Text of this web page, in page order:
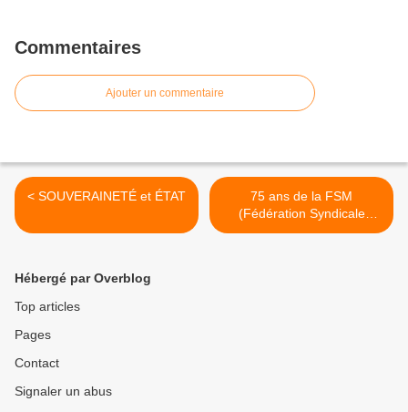
Commentaires
Ajouter un commentaire
< SOUVERAINETÉ et ÉTAT
75 ans de la FSM
(Fédération Syndicale
Mondiale) : entretien
Hébergé par Overblog
Top articles
Pages
Contact
Signaler un abus